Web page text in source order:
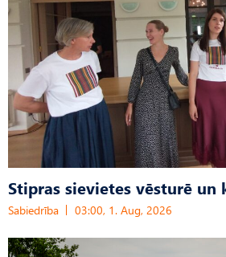
Stipras sievietes vēsturē un
Sabiedrība 03:00, 1. Aug, 2026